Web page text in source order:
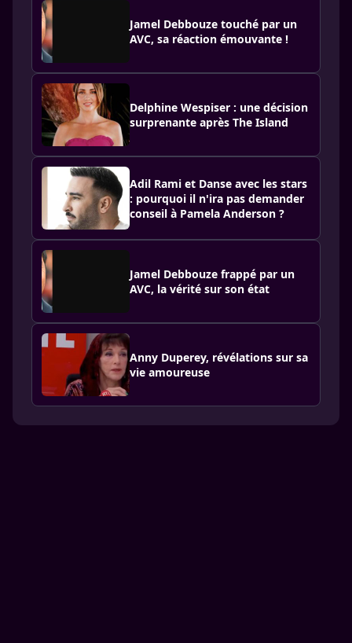
Jamel Debbouze touché par un
AVC, sa réaction émouvante !
Delphine Wespiser : une décision
surprenante après The Island
Adil Rami et Danse avec les stars
: pourquoi il n'ira pas demander
conseil à Pamela Anderson ?
Jamel Debbouze frappé par un
AVC, la vérité sur son état
Anny Duperey, révélations sur sa
vie amoureuse